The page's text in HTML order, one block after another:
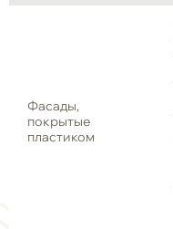
Фасады,
покрытые
пластиком